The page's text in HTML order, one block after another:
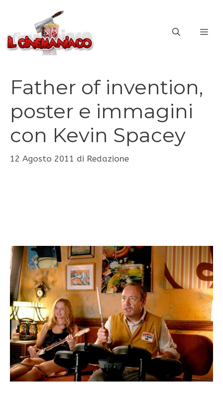
contenuto
Father of invention,
poster e immagini
con Kevin Spacey
12 Agosto 2011 di Redazione